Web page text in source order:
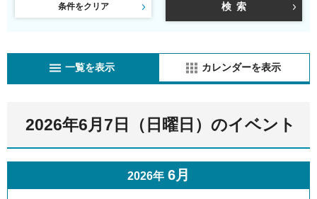
条件をクリア
一覧を表示 カレンダーを表示
2026年6月7日（日曜日）のイベント
2026年 6月